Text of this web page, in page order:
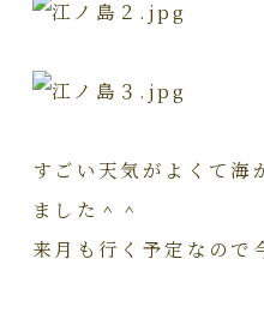
すごい天気がよくて海
ました＾＾
来月も行く予定なので